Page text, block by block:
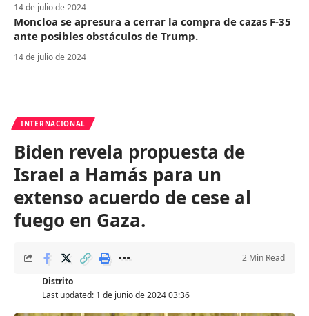
14 de julio de 2024
Moncloa se apresura a cerrar la compra de cazas F-35
ante posibles obstáculos de Trump.
14 de julio de 2024
INTERNACIONAL
Biden revela propuesta de
Israel a Hamás para un
extenso acuerdo de cese al
fuego en Gaza.
Last updated: 1 de junio de 2024 03:36
Distrito
2 Min Read